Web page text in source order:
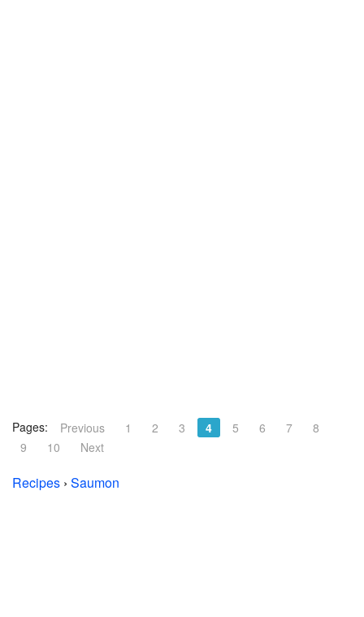
Pages: Previous 1 2 3 4 5 6 7
8
9
10 Next
Recipes › Saumon